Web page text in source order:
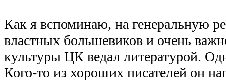
Как я вспоминаю, на генеральную
властных большевиков и очень
культуры ЦК ведал литературой.
Кого-то из хороших писателей он